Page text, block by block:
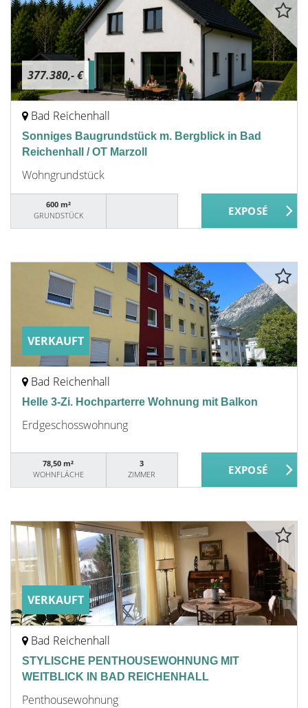
377.380,- €
Bad Reichenhall
Sonniges Baugrundstück m. Bergblick in Bad
Reichenhall / OT Marzoll
Wohngrundstück
600 m²
GRUNDSTÜCK
VERKAUFT
Bad Reichenhall
Helle 3-Zi. Hochparterre Wohnung mit Balkon
Erdgeschosswohnung
78,50 m²
WOHNFLÄCHE
3
ZIMMER
VERKAUFT
Bad Reichenhall
STYLISCHE PENTHOUSEWOHNUNG MIT
WEITBLICK IN BAD REICHENHALL
Penthousewohnung